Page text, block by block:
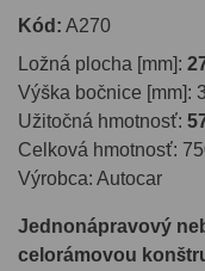
Kód: A270
Ložná plocha [mm]:
Výška bočnice [mm]:
Užitočná hmotnosť:
Celková hmotnosť:
Výrobca: Autocar
Jednonápravový
celorámovou